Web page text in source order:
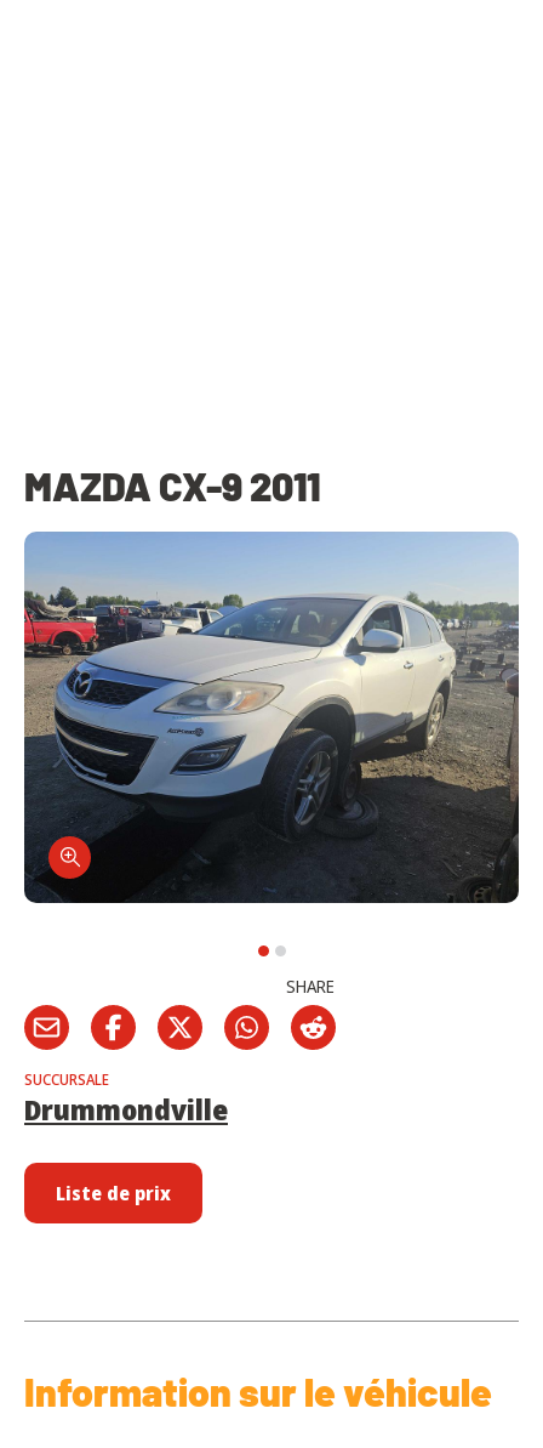
MAZDA CX-9 2011
SHARE
SUCCURSALE
Drummondville
Liste de prix
Information sur le véhicule